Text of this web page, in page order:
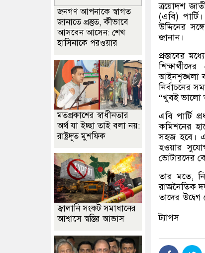
ত্রয়োদশ
(এবি)
উদ্দিনের
জানান।
প্রস্তাবের
আইনশৃঙ্খলা
নির্বাচনের
“খুবই ভালো
এবি পার্টি
কমিশনের
সহজ হবে।
হওয়ার
ভোটারদের
তার মতে,
রাজনৈতিক
তাদের
ট্যাগস
জনগণ আপনাকে স্বাগত
জানাতে প্রস্তুত, কীভাবে
আসবেন আসেন: শেখ
হাসিনাকে পরওয়ার
মতপ্রকাশের স্বাধীনতার
অর্থ যা ইচ্ছা তাই বলা নয়:
রাষ্ট্রদূত মুশফিক
জ্বালানি সংকট সমাধানের
আশ্বাসে স্বস্তির আভাস